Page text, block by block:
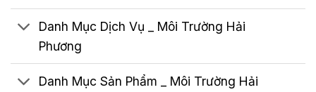
Danh Mục Dịch Vụ _ Môi Trường Hải
Phương
Danh Mục Sản Phẩm _ Môi Trường Hải